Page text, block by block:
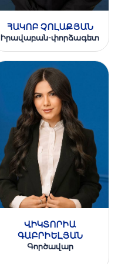
ՀԱԿՈԲ ՉՈԼԱՔՅԱՆ
Իրավաբան-փորձագետ
ՎԻԿՏՈՐԻԱ
ԳԱԲՐԻԵԼՅԱՆ
Գործավար